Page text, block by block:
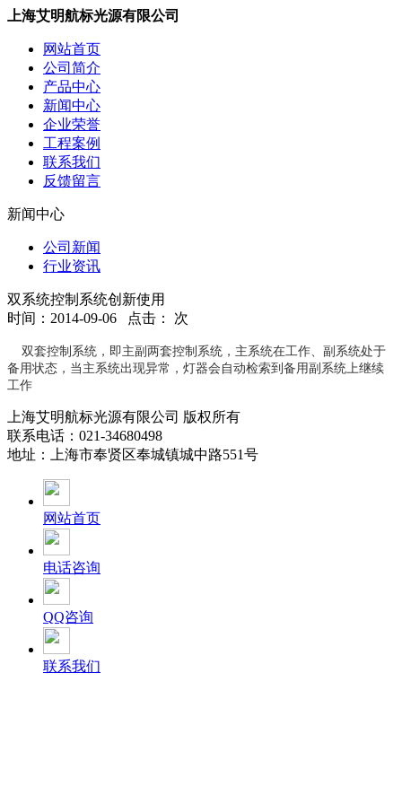
上海艾明航标光源有限公司
网站首页
公司简介
产品中心
新闻中心
企业荣誉
工程案例
联系我们
反馈留言
新闻中心
公司新闻
行业资讯
双系统控制系统创新使用
时间：2014-09-06 点击：
次
双套控制系统，即主副两套控制系统，主系统在工作、副系统处于
备用状态，当主系统出现异常，灯器会自动检索到备用副系统上继续
工作
上海艾明航标光源有限公司 版权所有
联系电话：021-34680498
地址：上海市奉贤区奉城镇城中路551号
网站首页
电话咨询
QQ咨询
联系我们